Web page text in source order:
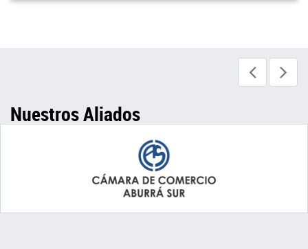
Nuestros Aliados